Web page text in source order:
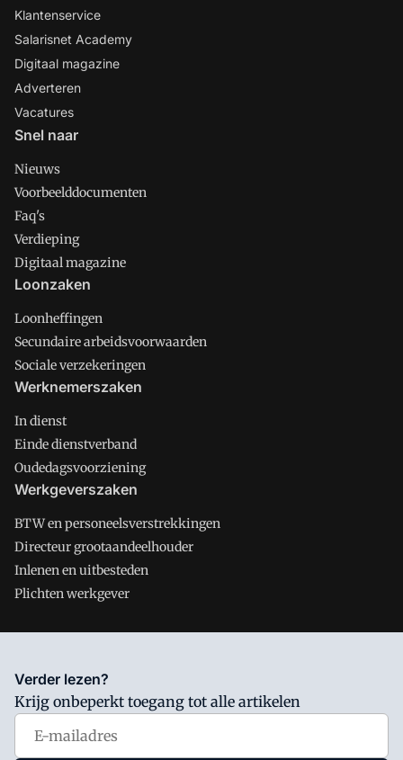
Klantenservice
Salarisnet Academy
Digitaal magazine
Adverteren
Vacatures
Snel naar
Nieuws
Voorbeelddocumenten
Faq's
Verdieping
Digitaal magazine
Loonzaken
Loonheffingen
Secundaire arbeidsvoorwaarden
Sociale verzekeringen
Werknemerszaken
In dienst
Einde dienstverband
Oudedagsvoorziening
Werkgeverszaken
BTW en personeelsverstrekkingen
Directeur grootaandeelhouder
Inlenen en uitbesteden
Plichten werkgever
Salarisnet is onderdeel van VMN media. Lees in
waar VMN media voor staat. Op gebruik van deze site zijn de
volgende regelingen van toepassing:Algemene Voorwaarden
Privacy en Cookie beleid
Verder lezen?
Krijg onbeperkt toegang tot alle artikelen